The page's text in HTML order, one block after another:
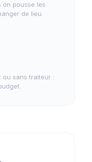
on pousse les
de lieu.
ou sans traiteur :